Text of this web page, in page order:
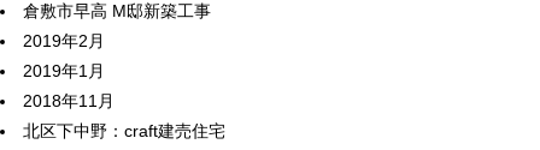
倉敷市早高 M邸新築工事
2019年2月
2019年1月
2018年11月
北区下中野：craft建売住宅